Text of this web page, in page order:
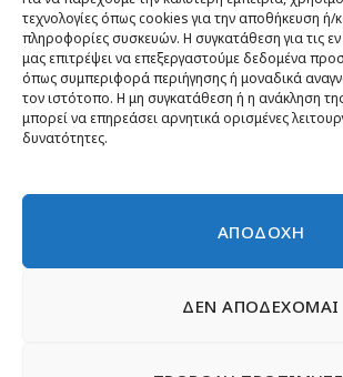
τεχνολογίες όπως cookies για την αποθήκευση
πληροφορίες συσκευών. Η συγκατάθεση για τις
μας επιτρέψει να επεξεργαστούμε δεδομένα
όπως συμπεριφορά περιήγησης ή μοναδικά
τον ιστότοπο. Η μη συγκατάθεση ή η ανάκληση
μπορεί να επηρεάσει αρνητικά ορισμένες
δυνατότητες.
ΑΠΟΔΟΧΗ
ΔΕΝ ΑΠΟΔΕΧΟΜΑΙ
Πρόσωπα
Όργανα και ομάδες
Βίντεο
Δελτία Τύπου
© 2026 Νίκη